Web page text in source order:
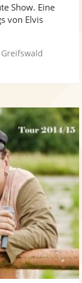
Fotos
5
Show. Eine
von Elvis